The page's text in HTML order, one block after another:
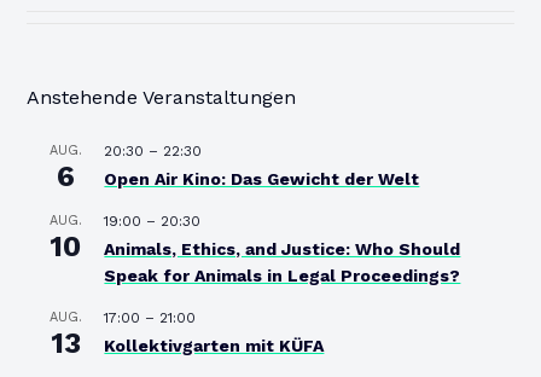
Anstehende Veranstaltungen
AUG.
6
20:30 – 22:30
Open Air Kino: Das Gewicht der Welt
AUG.
10
19:00 – 20:30
Animals, Ethics, and Justice: Who Should
Speak for Animals in Legal Proceedings?
AUG.
13
17:00 – 21:00
Kollektivgarten mit KÜFA